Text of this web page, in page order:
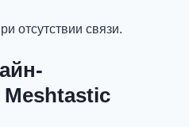
отсутствии связи.